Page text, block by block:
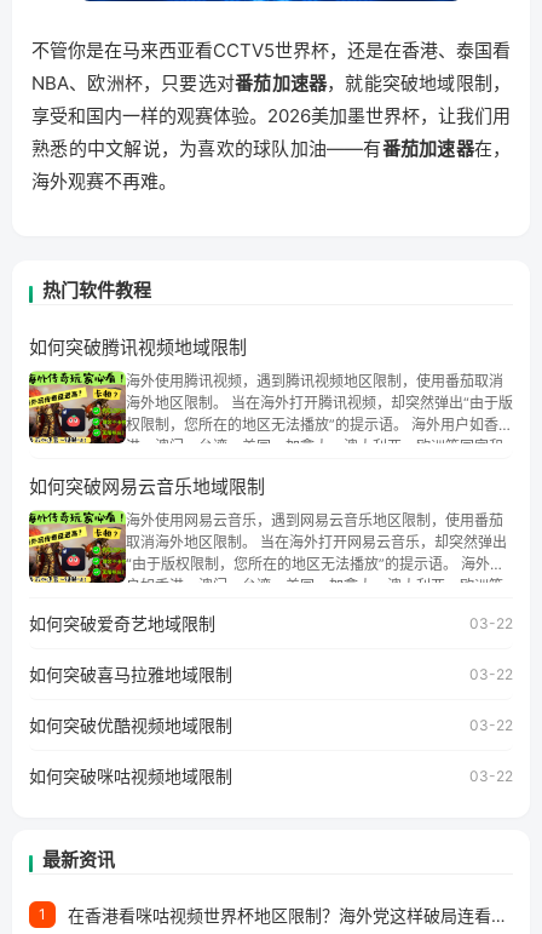
不管你是在马来西亚看CCTV5世界杯，还是在香港、泰国看
NBA、欧洲杯，只要选对番茄加速器，就能突破地域限制，
享受和国内一样的观赛体验。2026美加墨世界杯，让我们用
熟悉的中文解说，为喜欢的球队加油——有番茄加速器在，
海外观赛不再难。
热门软件教程
如何突破腾讯视频地域限制
海外使用腾讯视频，遇到腾讯视频地区限制，使用番茄取消
海外地区限制。 当在海外打开腾讯视频，却突然弹出“由于版
权限制，您所在的地区无法播放”的提示语。 海外用户如香
港、澳门、台湾、美国、加拿大、澳大利亚、欧洲等国家和
权限制问题，且仅能在中国大陆地区播放。 遇到这个问题的
朋友们，使用番茄回国加速器，即可解决「海外用户收听腾
讯视频地区版权限制」的问题，无论人在香港、澳门、台
湾、美国、加拿大、澳大利亚、欧洲等国家和地区工作、留
学、定居等，都可以使用，不再因地区和版权限制所困扰。
如何突破网易云音乐地域限制
海外使用网易云音乐，遇到网易云音乐地区限制，使用番茄
取消海外地区限制。 当在海外打开网易云音乐，却突然弹出
“由于版权限制，您所在的地区无法播放”的提示语。 海外用
户如香港、澳门、台湾、美国、加拿大、澳大利亚、欧洲等
地区及版权限制问题，且仅能在中国大陆地区播放。 遇到这
户收听网易云音乐地区版权限制」的问题，无论人在香港、
工作、留学、定居等，都可以使用，不再因地区和版权限制
所困扰。
如何突破爱奇艺地域限制 03-22
如何突破喜马拉雅地域限制 03-22
如何突破优酷视频地域限制 03-22
如何突破咪咕视频地域限制 03-22
最新资讯
1 在香港看咪咕视频世界杯地区限制？海外党这样破局连看7天不卡顿！